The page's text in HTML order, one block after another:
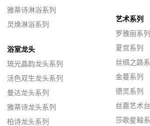
雅蒂诗淋浴系列
灵焕淋浴系列
浴室龙头
琉光晶韵龙头系列
活色双生龙头系列
曼达龙头系列
雅蒂诗龙头系列
柏诗龙头系列
艺术系列
罗雅丽系列
夏宫系列
丝绸之路
金蔓系列
德灵系列
丝嘉艺术
莎歌星釉